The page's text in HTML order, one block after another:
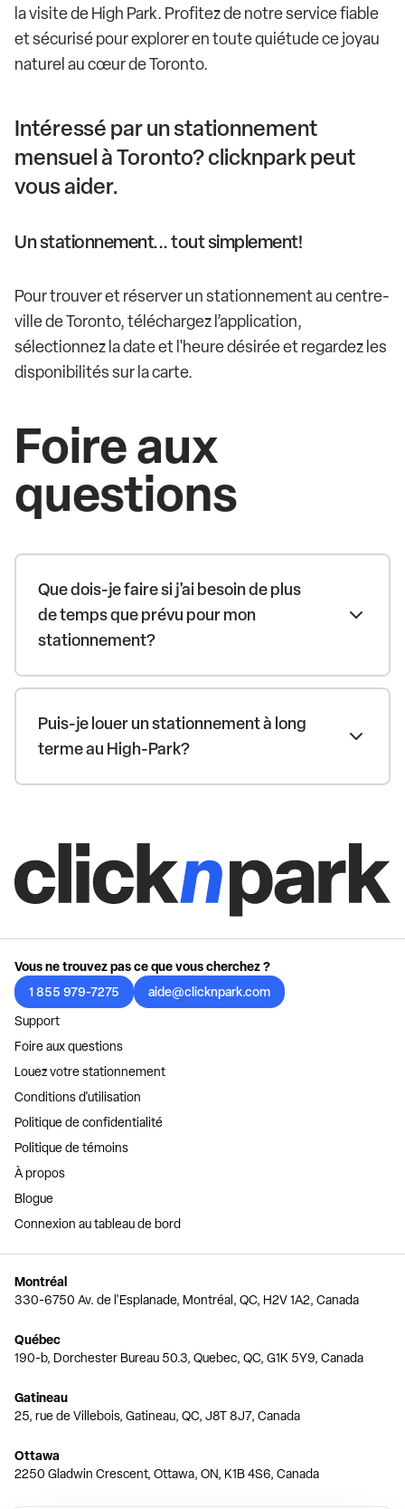
la visite de High Park. Profitez de notre service fiable
et sécurisé pour explorer en toute quiétude ce joyau
naturel au cœur de Toronto.
Intéressé par un stationnement
mensuel à Toronto? clicknpark peut
vous aider.
Un stationnement... tout simplement!
Pour trouver et réserver un stationnement au centre-
ville de Toronto, téléchargez l’application,
sélectionnez la date et l'heure désirée et regardez les
disponibilités sur la carte.
Foire aux
questions
Que dois-je faire si j'ai besoin de plus
de temps que prévu pour mon
stationnement?
Puis-je louer un stationnement à long
terme au High-Park?
Vous ne trouvez pas ce que vous cherchez ?
1 855 979-7275
aide@clicknpark.com
Support
Foire aux questions
Louez votre stationnement
Conditions d'utilisation
Politique de confidentialité
Politique de témoins
À propos
Blogue
Connexion au tableau de bord
Montréal
330-6750 Av. de l'Esplanade, Montréal, QC, H2V 1A2, Canada
Québec
190-b, Dorchester Bureau 50.3, Quebec, QC, G1K 5Y9, Canada
Gatineau
25, rue de Villebois, Gatineau, QC, J8T 8J7, Canada
Ottawa
2250 Gladwin Crescent, Ottawa, ON, K1B 4S6, Canada